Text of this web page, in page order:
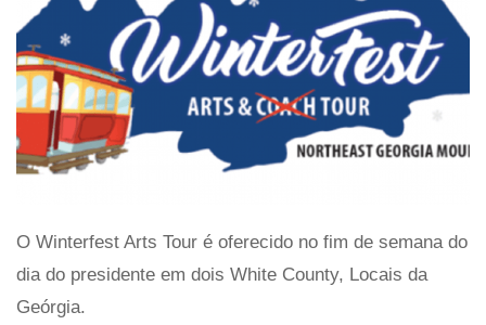
O Winterfest Arts Tour é oferecido no fim de semana do
dia do presidente em dois White County, Locais da
Geórgia.